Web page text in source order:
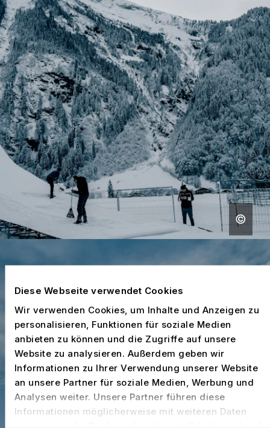
Diese Webseite verwendet Cookies
Wir verwenden Cookies, um Inhalte und Anzeigen zu
personalisieren, Funktionen für soziale Medien
anbieten zu können und die Zugriffe auf unsere
Website zu analysieren. Außerdem geben wir
Informationen zu Ihrer Verwendung unserer Website
an unsere Partner für soziale Medien, Werbung und
Analysen weiter. Unsere Partner führen diese
Informationen möglicherweise mit weiteren Daten